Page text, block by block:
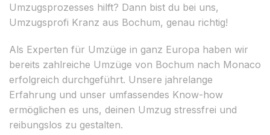
Umzugsprozesses hilft? Dann bist du bei uns,
Umzugsprofi Kranz aus Bochum, genau richtig!
Als Experten für Umzüge in ganz Europa haben wir
bereits zahlreiche Umzüge von Bochum nach Monaco
erfolgreich durchgeführt. Unsere jahrelange
Erfahrung und unser umfassendes Know-how
ermöglichen es uns, deinen Umzug stressfrei und
reibungslos zu gestalten.